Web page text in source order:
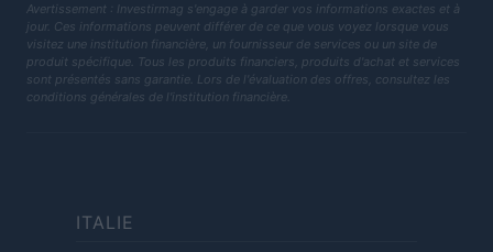
Avertissement : Investirmag s'engage à garder vos informations exactes et à
jour. Ces informations peuvent différer de ce que vous voyez lorsque vous
visitez une institution financière, un fournisseur de services ou un site de
produit spécifique. Tous les produits financiers, produits d'achat et services
sont présentés sans garantie. Lors de l'évaluation des offres, consultez les
conditions générales de l'institution financière.
ITALIE